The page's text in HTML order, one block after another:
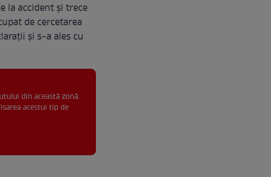
la accident și trece
de cercetarea
și s-a ales cu
din această zonă.
acestui tip de